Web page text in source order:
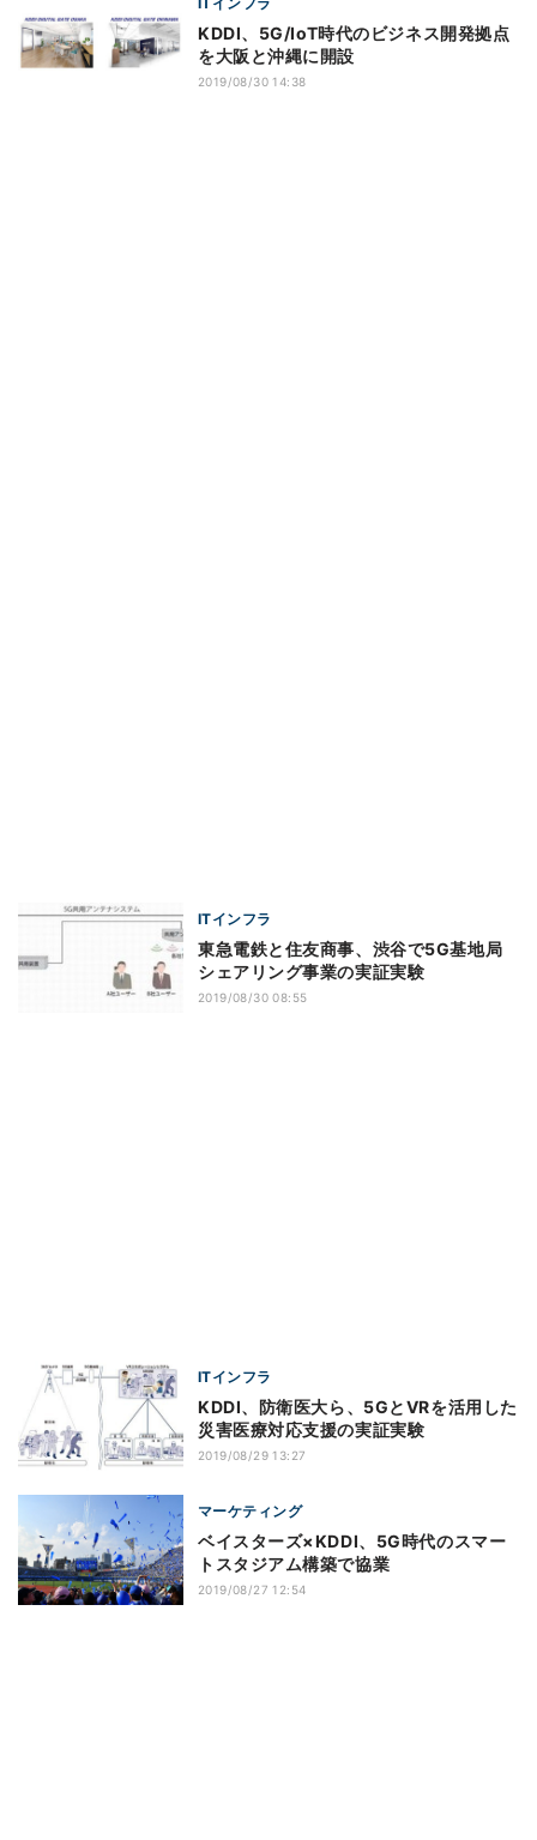
KDDI、5G/IoT時代のビジネス開発拠点
を大阪と沖縄に開設
2019/08/30 14:38
ITインフラ
東急電鉄と住友商事、渋谷で5G基地局
シェアリング事業の実証実験
2019/08/30 08:55
ITインフラ
KDDI、防衛医大ら、5GとVRを活用した
災害医療対応支援の実証実験
2019/08/29 13:27
マーケティング
ベイスターズ×KDDI、5G時代のスマー
トスタジアム構築で協業
2019/08/27 12:54